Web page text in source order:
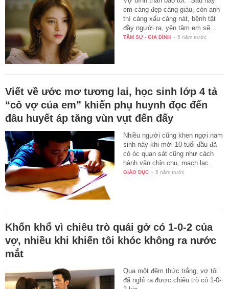
em càng đẹp càng giàu, còn anh
thì càng xấu càng nát, bệnh tật
đầy người ra, yên tâm em sẽ…
TÂM SỰ - GIA ĐÌNH - 5 năm trước
Viết về ước mơ tương lai, học sinh lớp 4 tả
“cô vợ của em” khiến phụ huynh đọc đến
đâu huyết áp tăng vùn vụt đến đấy
Nhiều người cũng khen ngợi nam
sinh này khi mới 10 tuổi đầu đã
có óc quan sát cũng như cách
hành văn chỉn chu, mạch lạc.
GIÁO DỤC - 5 năm trước
Khốn khổ vì chiêu trò quái gở có 1-0-2 của
vợ, nhiều khi khiến tôi khóc không ra nước
mắt
Qua một đêm thức trắng, vợ tôi
đã nghĩ ra được chiêu trò có 1-0-